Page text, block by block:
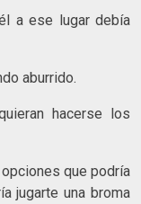
a ese lugar debía
aburrido.
hacerse los
que podría
jugarte una broma